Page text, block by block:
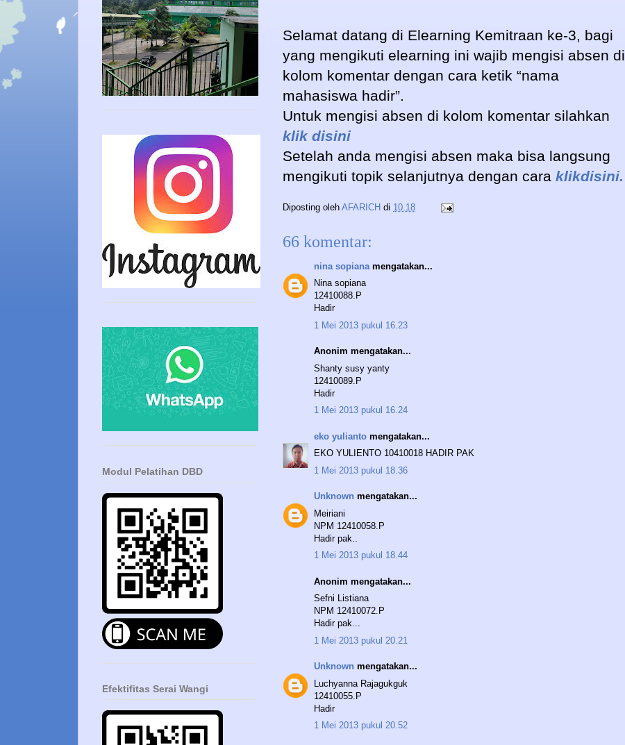
Selamat datang di Elearning Kemitraan ke-3, bagi
yang mengikuti elearning ini wajib mengisi absen di
kolom komentar dengan cara ketik “nama
mahasiswa hadir”.
Untuk mengisi absen di kolom komentar silahkan
klik disini
Setelah anda mengisi absen maka bisa langsung
mengikuti topik selanjutnya dengan cara klikdisini.
Diposting oleh AFARICH di 10.18
66 komentar:
nina sopiana mengatakan...
Nina sopiana
12410088.P
Hadir
1 Mei 2013 pukul 16.23
Anonim mengatakan...
Shanty susy yanty
12410089.P
Hadir
1 Mei 2013 pukul 16.24
eko yulianto mengatakan...
EKO YULIENTO 10410018 HADIR PAK
1 Mei 2013 pukul 18.36
Unknown mengatakan...
Meiriani
NPM 12410058.P
Hadir pak..
1 Mei 2013 pukul 18.44
Anonim mengatakan...
Sefni Listiana
NPM 12410072.P
Hadir pak...
1 Mei 2013 pukul 20.21
Unknown mengatakan...
Luchyanna Rajagukguk
12410055.P
Hadir
1 Mei 2013 pukul 20.52
Modul Pelatihan DBD
Efektifitas Serai Wangi